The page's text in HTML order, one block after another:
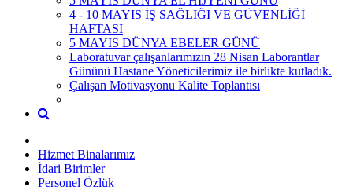
4 - 10 MAYIS İŞ SAĞLIĞI VE GÜVENLİĞİ
HAFTASI
5 MAYIS DÜNYA EBELER GÜNÜ
Laboratuvar çalışanlarımızın 28 Nisan Laborantlar
Gününü Hastane Yöneticilerimiz ile birlikte kutladık.
Çalışan Motivasyonu Kalite Toplantısı
Hizmet Binalarımız
İdari Birimler
Personel Özlük